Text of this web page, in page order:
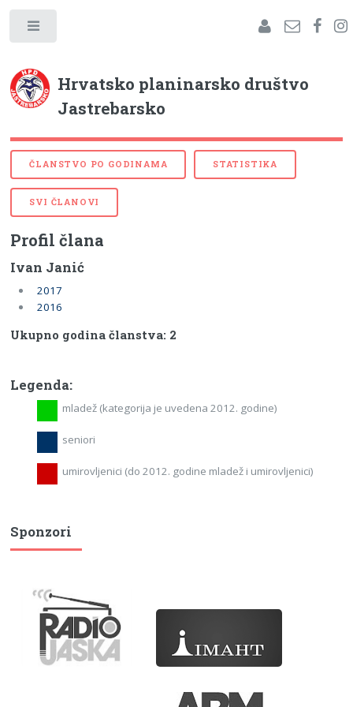
Hrvatsko planinarsko društvo
Jastrebarsko
ČLANSTVO PO GODINAMA STATISTIKA
SVI ČLANOVI
Profil člana
Ivan Janić
2017
2016
Ukupno godina članstva: 2
Legenda:
mladež (kategorija je uvedena 2012. godine)
seniori
umirovljenici (do 2012. godine mladež i umirovljenici)
Sponzori